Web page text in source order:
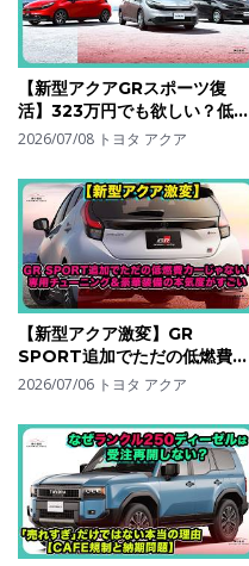
【新型アクアGRスポーツ復
活】323万円でも欲しい？低燃
費ハイブリッドが“走れるコン
クア #toyotaaqua
2026/07/08 トヨタ アクア
【新型アクア激変】GR
SPORT追加でただの低燃費カ
ーじゃない！専用チューニング
トヨタ #アクア
#toyotaaqua
2026/07/06 トヨタ アクア